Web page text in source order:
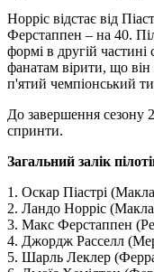
Норріс відстає від
Ферстаппен – на 40.
формі в другій частині
фанатам вірити, що
п'ятий чемпіонський
До завершення сезону
спринти.
Загальний залік
1. Оскар Піастрі
2. Ландо Норріс
3. Макс Ферстаппен
4. Джордж Расселл
5. Шарль Леклер